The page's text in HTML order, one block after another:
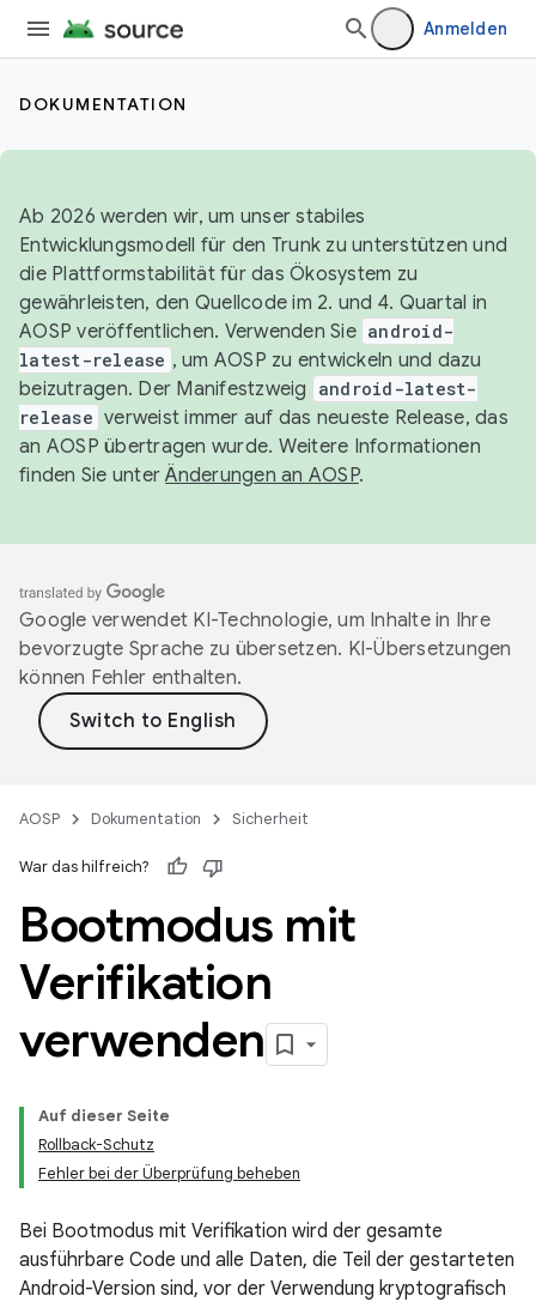
Anmelden
DOKUMENTATION
Ab 2026 werden wir, um unser stabiles
Entwicklungsmodell für den Trunk zu unterstützen und
die Plattformstabilität für das Ökosystem zu
gewährleisten, den Quellcode im 2. und 4. Quartal in
AOSP veröffentlichen. Verwenden Sie android-
latest-release , um AOSP zu entwickeln und dazu
beizutragen. Der Manifestzweig
android-latest-
release verweist immer auf das neueste Release, das
an AOSP übertragen wurde. Weitere Informationen
finden Sie unterÄnderungen an AOSP.
Google verwendet KI-Technologie, um Inhalte in Ihre
bevorzugte Sprache zu übersetzen. KI-Übersetzungen
können Fehler enthalten.
AOSP Dokumentation Sicherheit
War das hilfreich?
Bootmodus mit
Verifikation
verwenden
Auf dieser Seite
Rollback-Schutz
Fehler bei der Überprüfung beheben
Bei Bootmodus mit Verifikation wird der gesamte
ausführbare Code und alle Daten, die Teil der gestarteten
Android-Version sind, vor der Verwendung kryptografisch